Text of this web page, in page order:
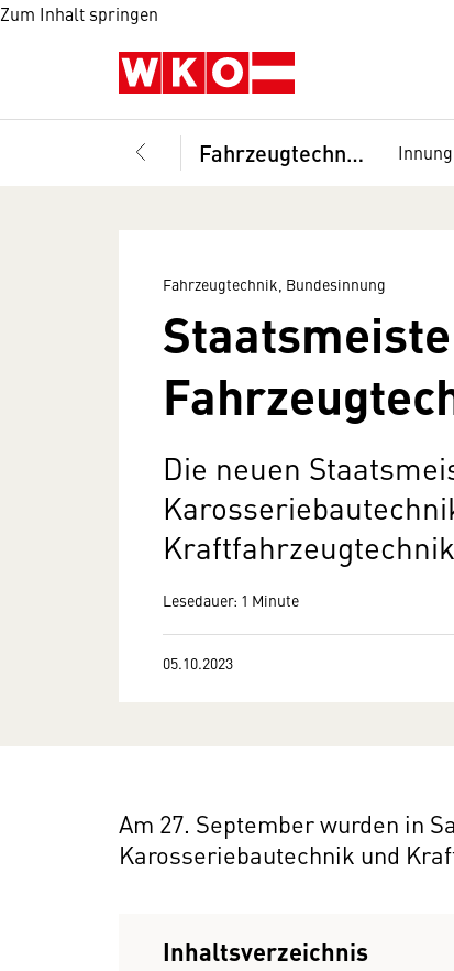
Zum Inhalt springen
Fahrzeugtechnik, Bundesinnung Innung
Fahrzeugtechnik, Bundesinnung
Die neuen
Lesedauer: 1 Minute
05.10.2023
Am 27. September wurden in
Karosseriebautechnik und
Inhaltsverzeichnis